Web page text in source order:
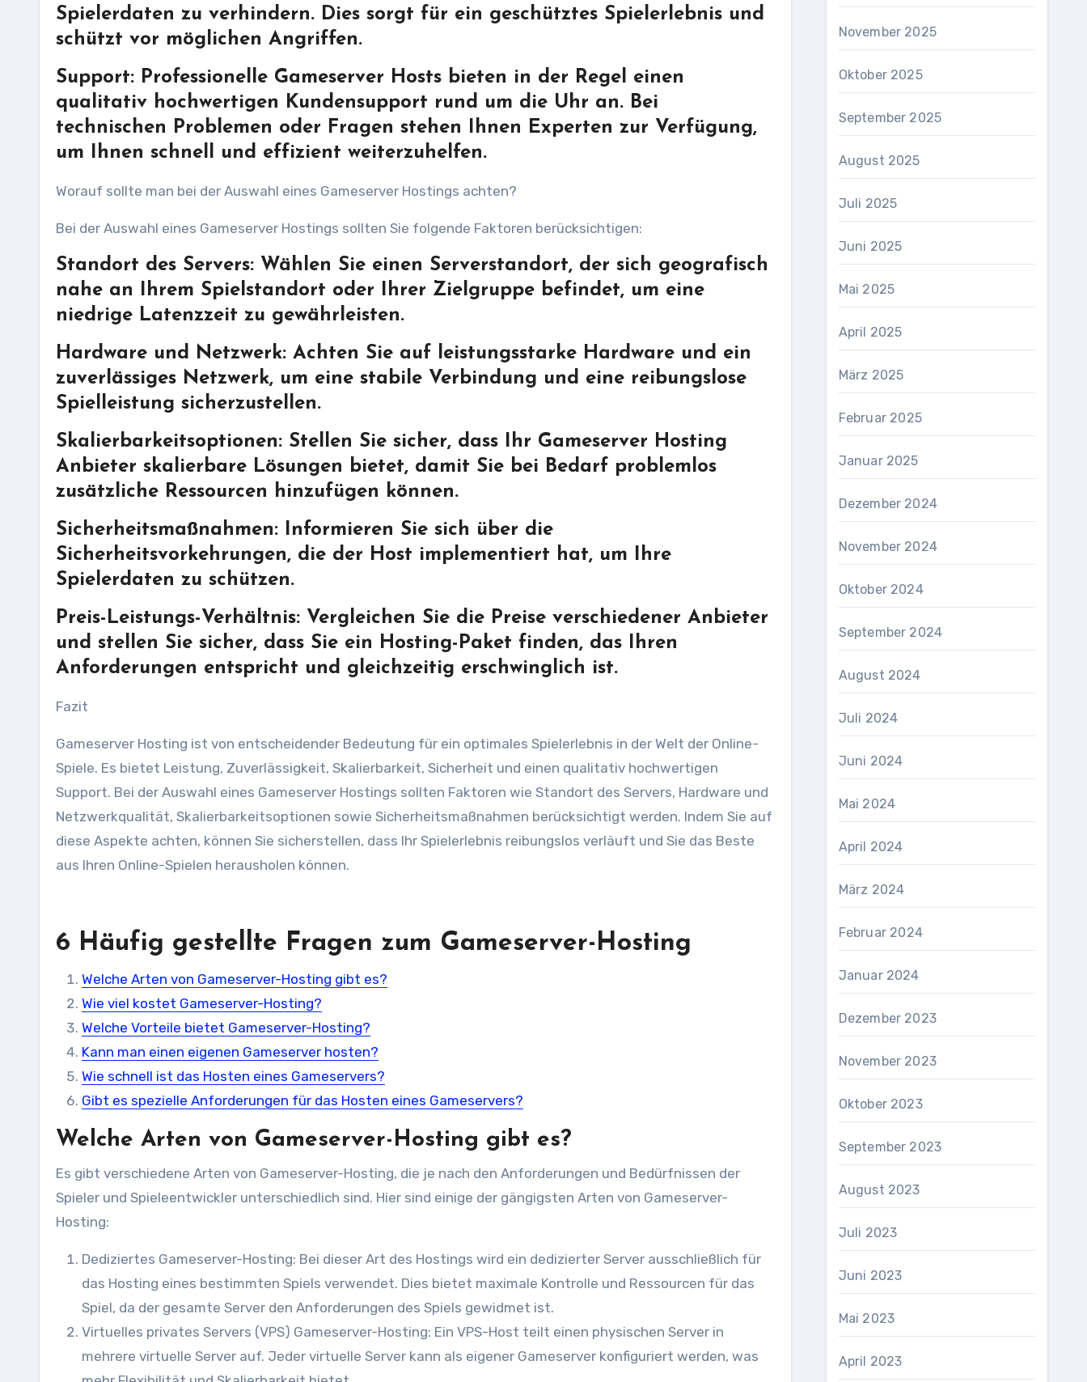
Spielerdaten zu verhindern. Dies sorgt für ein geschütztes Spielerlebnis und
schützt vor möglichen Angriffen.
Support: Professionelle Gameserver Hosts bieten in der Regel einen
qualitativ hochwertigen Kundensupport rund um die Uhr an. Bei
technischen Problemen oder Fragen stehen Ihnen Experten zur Verfügung,
um Ihnen schnell und effizient weiterzuhelfen.
Worauf sollte man bei der Auswahl eines Gameserver Hostings achten?
Bei der Auswahl eines Gameserver Hostings sollten Sie folgende Faktoren berücksichtigen:
Standort des Servers: Wählen Sie einen Serverstandort, der sich geografisch
nahe an Ihrem Spielstandort oder Ihrer Zielgruppe befindet, um eine
niedrige Latenzzeit zu gewährleisten.
Hardware und Netzwerk: Achten Sie auf leistungsstarke Hardware und ein
zuverlässiges Netzwerk, um eine stabile Verbindung und eine reibungslose
Spielleistung sicherzustellen.
Skalierbarkeitsoptionen: Stellen Sie sicher, dass Ihr Gameserver Hosting
Anbieter skalierbare Lösungen bietet, damit Sie bei Bedarf problemlos
zusätzliche Ressourcen hinzufügen können.
Sicherheitsmaßnahmen: Informieren Sie sich über die
Sicherheitsvorkehrungen, die der Host implementiert hat, um Ihre
Spielerdaten zu schützen.
Preis-Leistungs-Verhältnis: Vergleichen Sie die Preise verschiedener Anbieter
und stellen Sie sicher, dass Sie ein Hosting-Paket finden, das Ihren
Anforderungen entspricht und gleichzeitig erschwinglich ist.
Fazit
Gameserver Hosting ist von entscheidender Bedeutung für ein optimales Spielerlebnis in der Welt der Online-
Spiele. Es bietet Leistung, Zuverlässigkeit, Skalierbarkeit, Sicherheit und einen qualitativ hochwertigen
Support. Bei der Auswahl eines Gameserver Hostings sollten Faktoren wie Standort des Servers, Hardware und
Netzwerkqualität, Skalierbarkeitsoptionen sowie Sicherheitsmaßnahmen berücksichtigt werden. Indem Sie auf
diese Aspekte achten, können Sie sicherstellen, dass Ihr Spielerlebnis reibungslos verläuft und Sie das Beste
aus Ihren Online-Spielen herausholen können.
6 Häufig gestellte Fragen zum Gameserver-Hosting
Welche Arten von Gameserver-Hosting gibt es?
Wie viel kostet Gameserver-Hosting?
Welche Vorteile bietet Gameserver-Hosting?
Kann man einen eigenen Gameserver hosten?
Wie schnell ist das Hosten eines Gameservers?
Gibt es spezielle Anforderungen für das Hosten eines Gameservers?
Welche Arten von Gameserver-Hosting gibt es?
Es gibt verschiedene Arten von Gameserver-Hosting, die je nach den Anforderungen und Bedürfnissen der
Spieler und Spieleentwickler unterschiedlich sind. Hier sind einige der gängigsten Arten von Gameserver-
Hosting:
Dediziertes Gameserver-Hosting: Bei dieser Art des Hostings wird ein dedizierter Server ausschließlich für
das Hosting eines bestimmten Spiels verwendet. Dies bietet maximale Kontrolle und Ressourcen für das
Spiel, da der gesamte Server den Anforderungen des Spiels gewidmet ist.
Virtuelles privates Servers (VPS) Gameserver-Hosting: Ein VPS-Host teilt einen physischen Server in
mehrere virtuelle Server auf. Jeder virtuelle Server kann als eigener Gameserver konfiguriert werden, was
November 2025
Oktober 2025
September 2025
August 2025
Juli 2025
Juni 2025
Mai 2025
April 2025
März 2025
Februar 2025
Januar 2025
Dezember 2024
November 2024
Oktober 2024
September 2024
August 2024
Juli 2024
Juni 2024
Mai 2024
April 2024
März 2024
Februar 2024
Januar 2024
Dezember 2023
November 2023
Oktober 2023
September 2023
August 2023
Juli 2023
Juni 2023
Mai 2023
April 2023